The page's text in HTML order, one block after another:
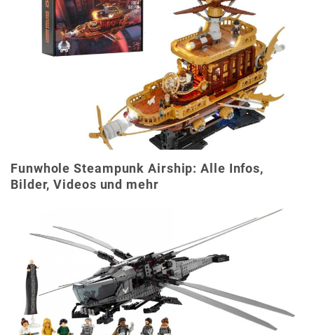
Funwhole Steampunk Airship: Alle Infos,
Bilder, Videos und mehr